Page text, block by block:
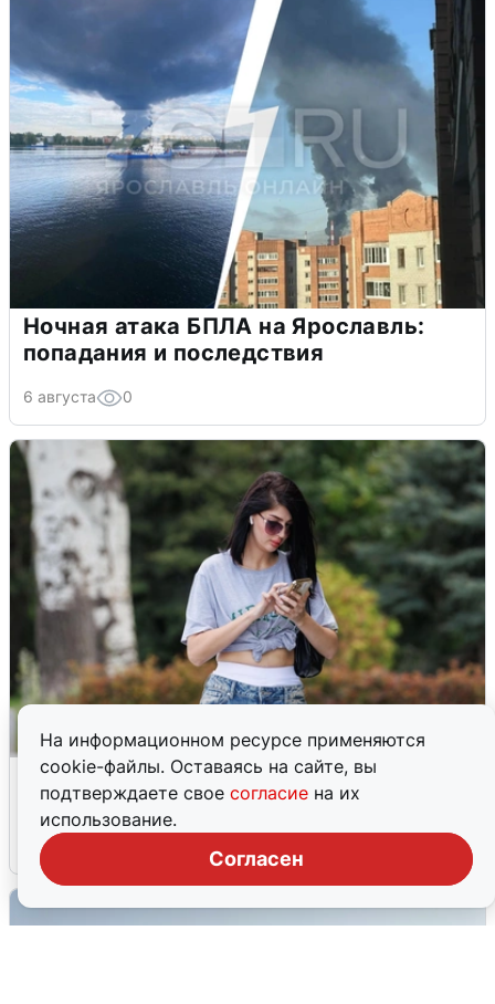
На информационном ресурсе применяются
cookie-файлы. Оставаясь на сайте, вы
подтверждаете свое согласие на их
использование.
Согласен
Ночная атака БПЛА на Ярославль:
попадания и последствия
6 августа 0
Волгоградцы остались без
мобильного интернета
6 августа